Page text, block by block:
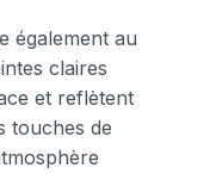
également au
claires
et reflètent
touches de